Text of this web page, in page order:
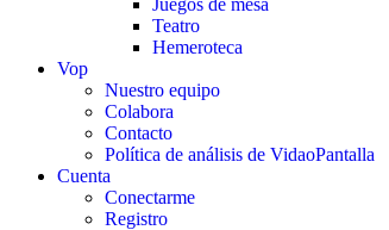
Juegos de mesa
Teatro
Hemeroteca
Vop
Nuestro equipo
Colabora
Contacto
Política de análisis de VidaoPantalla
Cuenta
Conectarme
Registro